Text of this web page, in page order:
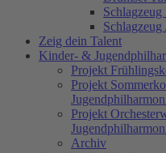
Schlagzeug
Zeig dein Talent
Kinder- &
Projekt
Projekt
Projekt
Archiv